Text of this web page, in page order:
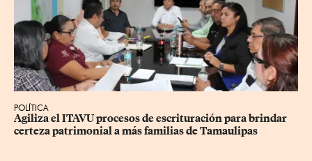
POLÍTICA
Agiliza el ITAVU procesos de escrituración para brindar
certeza patrimonial a más familias de Tamaulipas